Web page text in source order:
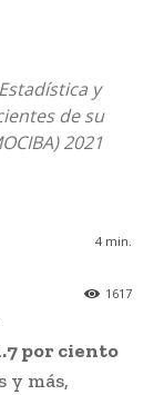
y
de su
2021
4 min.
1617
por ciento
y más,